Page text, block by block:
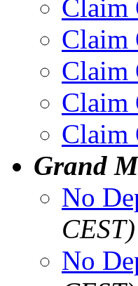
Claim
Claim
Claim
Claim
Claim
Grand
No
CEST)
No